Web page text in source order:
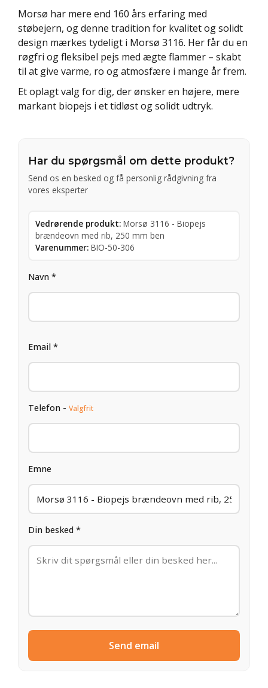
Morsø har mere end 160 års erfaring med
støbejern, og denne tradition for kvalitet og solidt
design mærkes tydeligt i Morsø 3116. Her får du en
røgfri og fleksibel pejs med ægte flammer – skabt
til at give varme, ro og atmosfære i mange år frem.
Et oplagt valg for dig, der ønsker en højere, mere
markant biopejs i et tidløst og solidt udtryk.
Har du spørgsmål om dette produkt?
Send os en besked og få personlig rådgivning fra
vores eksperter
Vedrørende produkt: Morsø 3116 - Biopejs
brændeovn med rib, 250 mm ben
Varenummer: BIO-50-306
Navn *
Email *
Telefon - Valgfrit
Emne
Din besked *
Send email